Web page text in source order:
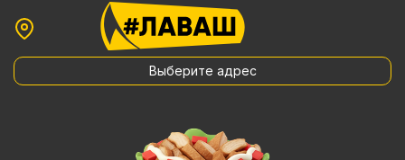
Выберите адрес